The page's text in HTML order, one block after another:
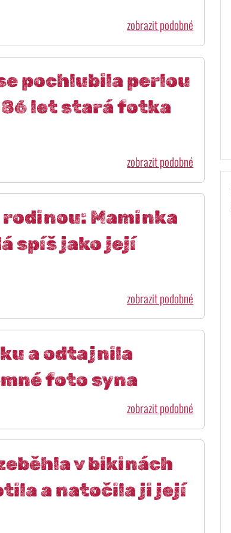
zobrazit podobné
pochlubila perlou
86 let stará fotka
zobrazit podobné
Maminka
spíš jako její
zobrazit podobné
a odtajnila
foto syna
zobrazit podobné
v bikinách
a natočila ji její